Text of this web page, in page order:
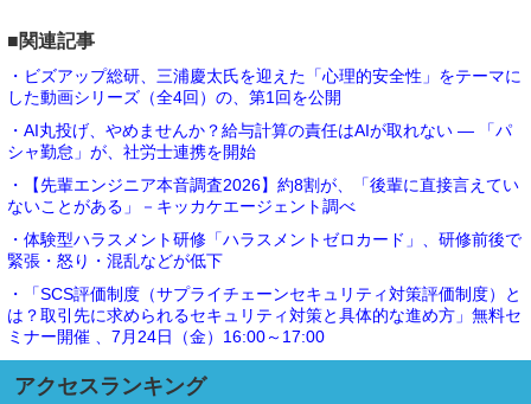
■関連記事
・ビズアップ総研、三浦慶太氏を迎えた「心理的安全性」をテーマに
した動画シリーズ（全4回）の、第1回を公開
・AI丸投げ、やめませんか？給与計算の責任はAIが取れない ― 「パ
シャ勤怠」が、社労士連携を開始
・【先輩エンジニア本音調査2026】約8割が、「後輩に直接言えてい
ないことがある」－キッカケエージェント調べ
・体験型ハラスメント研修「ハラスメントゼロカード」、研修前後で
緊張・怒り・混乱などが低下
・「SCS評価制度（サプライチェーンセキュリティ対策評価制度）と
は？取引先に求められるセキュリティ対策と具体的な進め方」無料セ
ミナー開催 、7月24日（金）16:00～17:00
アクセスランキング